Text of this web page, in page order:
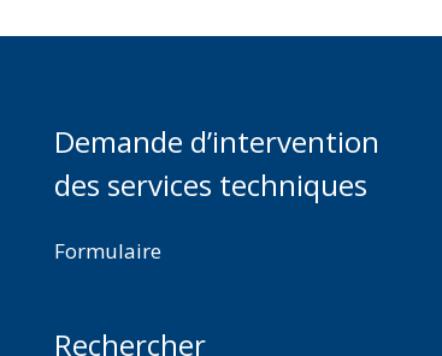
Demande d’intervention
des services techniques
Formulaire
Rechercher